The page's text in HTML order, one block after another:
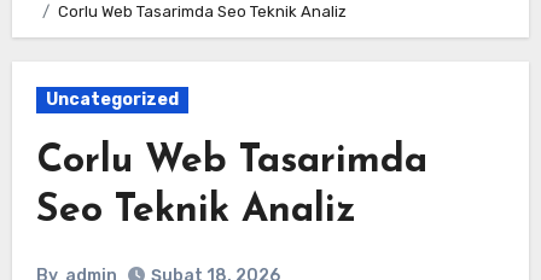
Corlu Web Tasarimda Seo Teknik Analiz
Uncategorized
Corlu Web Tasarimda
Seo Teknik Analiz
By admin